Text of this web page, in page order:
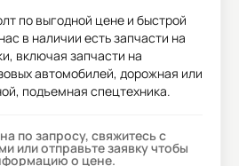
по выгодной цене и быстрой
в наличии есть запчасти на
включая запчасти на
автомобилей, дорожная или
подъемная спецтехника.
по запросу, свяжитесь с
или отправьте заявку чтобы
о цене.